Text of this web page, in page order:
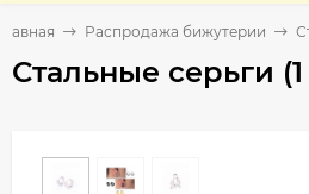
Распродажа бижутерии
Стальные серьги